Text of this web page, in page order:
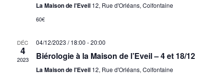
La Maison de l'Eveil 12, Rue d'Orléans, Colfontaine
60€
DÉC
4
2023
04/12/2023 / 18:00 -20:00
Biérologie à la Maison de l’Eveil – 4 et 18/12
La Maison de l'Eveil 12, Rue d'Orléans, Colfontaine